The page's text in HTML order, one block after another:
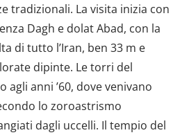
tradizionali. La visita inizia con
Dagh e dolat Abad, con la
di tutto l’Iran, ben 33 m e
dipinte. Le torri del
agli anni ’60, dove venivano
lo zoroastrismo
dagli uccelli. Il tempio del